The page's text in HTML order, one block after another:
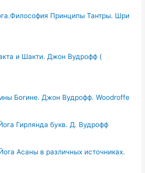
Принципы Тантры. Шри
и Шакти. Джон Вудрофф (
Богине. Джон Вудрофф. Woodroffe
Гирлянда букв. Д. Вудрофф
Асаны в различных источниках.